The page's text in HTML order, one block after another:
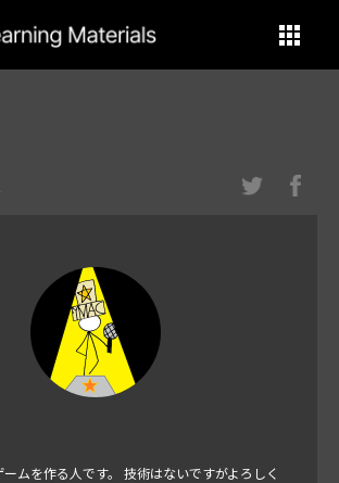
ムを作る人です。 技術はないですがよろしく